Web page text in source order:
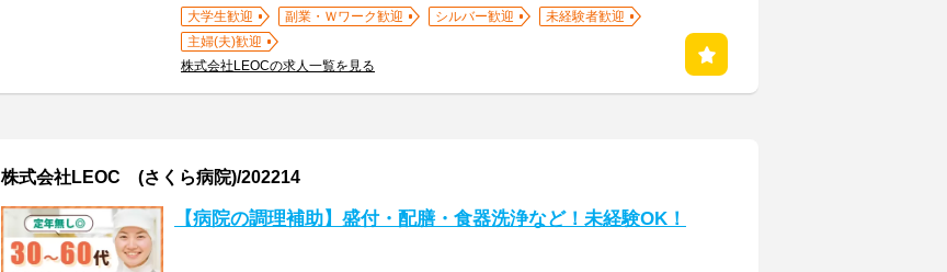
大学生歓迎 副業・Ｗワーク歓迎 シルバー歓迎
未経験者歓迎
主婦(夫)歓迎
株式会社LEOCの求人一覧を見る
株式会社LEOC (さくら病院)/202214
【病院の調理補助】盛付・配膳・食器洗浄など！未経験OK！